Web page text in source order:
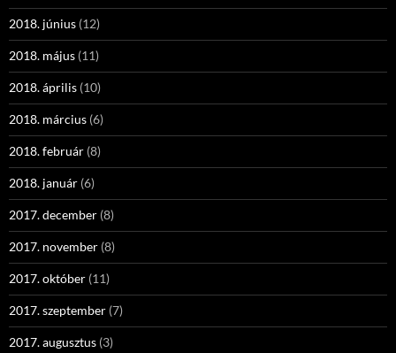
2018. június (12)
2018. május (11)
2018. április (10)
2018. március (6)
2018. február (8)
2018. január (6)
2017. december (8)
2017. november (8)
2017. október (11)
2017. szeptember (7)
2017. augusztus (3)